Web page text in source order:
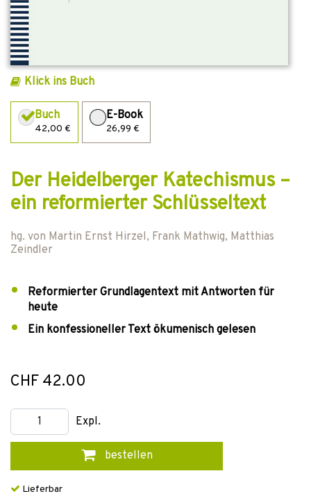
Klick ins Buch
Buch
42,00 €
E-Book
26,99 €
Der Heidelberger Katechismus –
ein reformierter Schlüsseltext
hg. von Martin Ernst Hirzel, Frank Mathwig, Matthias
Zeindler
Reformierter Grundlagentext mit Antworten für
heute
Ein konfessioneller Text ökumenisch gelesen
CHF 42.00
Expl.
bestellen
Lieferbar